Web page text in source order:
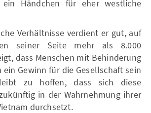
Händchen für eher westliche
Verhältnisse verdient er gut, auf
seiner Seite mehr als 8.000
dass Menschen mit Behinderung
ein Gewinn für die Gesellschaft sein
zu hoffen, dass sich diese
in der Wahrnehmung ihrer
durchsetzt.